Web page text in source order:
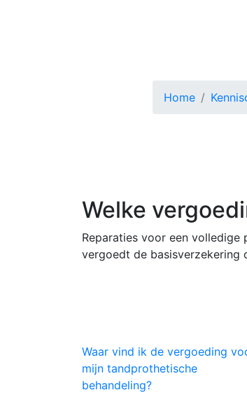
Home
Welke
Reparaties voor een
vergoedt de basisverzekering
Waar vind ik de vergoeding
mijn tandprothetische
behandeling?